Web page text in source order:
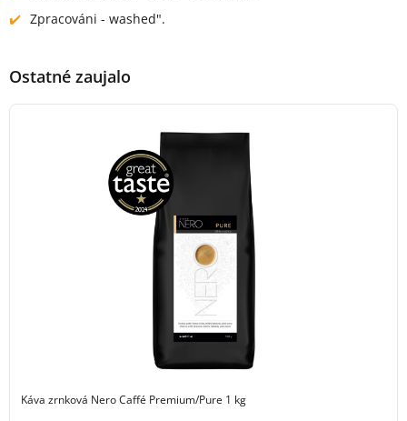
Zpracováni - washed".
Ostatné zaujalo
Káva zrnková Nero Caffé Premium/Pure 1 kg